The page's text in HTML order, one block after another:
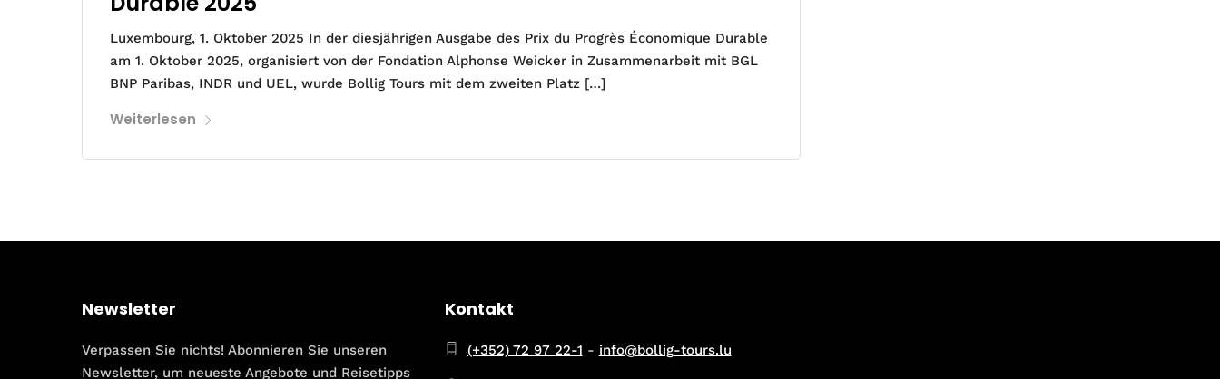
Luxembourg, 1. Oktober 2025 In der diesjährigen Ausgabe des Prix du Progrès Économique Durable
am 1. Oktober 2025, organisiert von der Fondation Alphonse Weicker in Zusammenarbeit mit BGL
BNP Paribas, INDR und UEL, wurde Bollig Tours mit dem zweiten Platz […]
Weiterlesen
Newsletter
Verpassen Sie nichts! Abonnieren Sie unseren
Newsletter, um neueste Angebote und Reisetipps
Kontakt
(+352) 72 97 22-1 - info@bollig-tours.lu